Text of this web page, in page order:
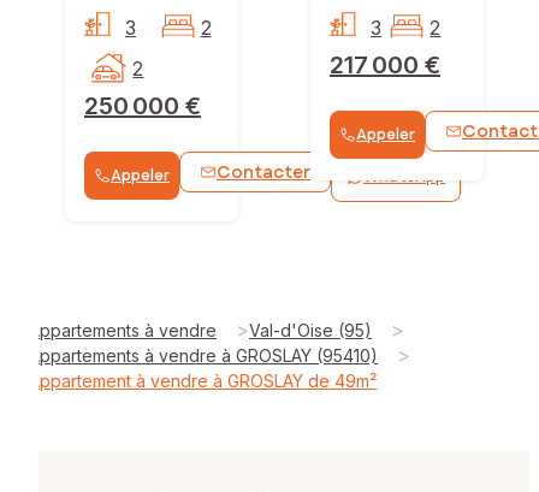
250 000 €
3
2
2
Appeler Contacter WhatsApp
217 000 €
3 2
Appeler
Appartements à vendre >Val-d'Oise (95) >
Appartements à vendre à GROSLAY (95410) >
Appartement à vendre à GROSLAY de 49m²